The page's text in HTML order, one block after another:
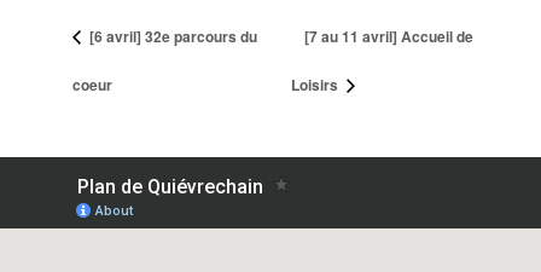
[6 avril] 32e parcours du
coeur
[7 au 11 avril] Accueil de
Loisirs